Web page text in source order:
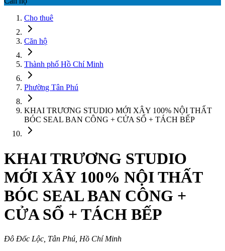
Cho thuê
Căn hộ
Thành phố Hồ Chí Minh
Phường Tân Phú
KHAI TRƯƠNG STUDIO MỚI XÂY 100% NỘI THẤT
BÓC SEAL BAN CÔNG + CỬA SỔ + TÁCH BẾP
KHAI TRƯƠNG STUDIO
MỚI XÂY 100% NỘI THẤT
BÓC SEAL BAN CÔNG +
CỬA SỔ + TÁCH BẾP
Đô Đốc Lộc, Tân Phú, Hồ Chí Minh